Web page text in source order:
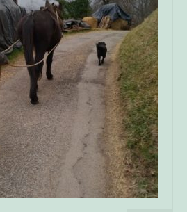
du mont Valier (2 à 5 jours)
(6jours)
(2 demi-journées)